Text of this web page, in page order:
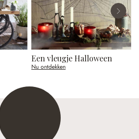
Een vleugje Halloween
Nu ontdekken